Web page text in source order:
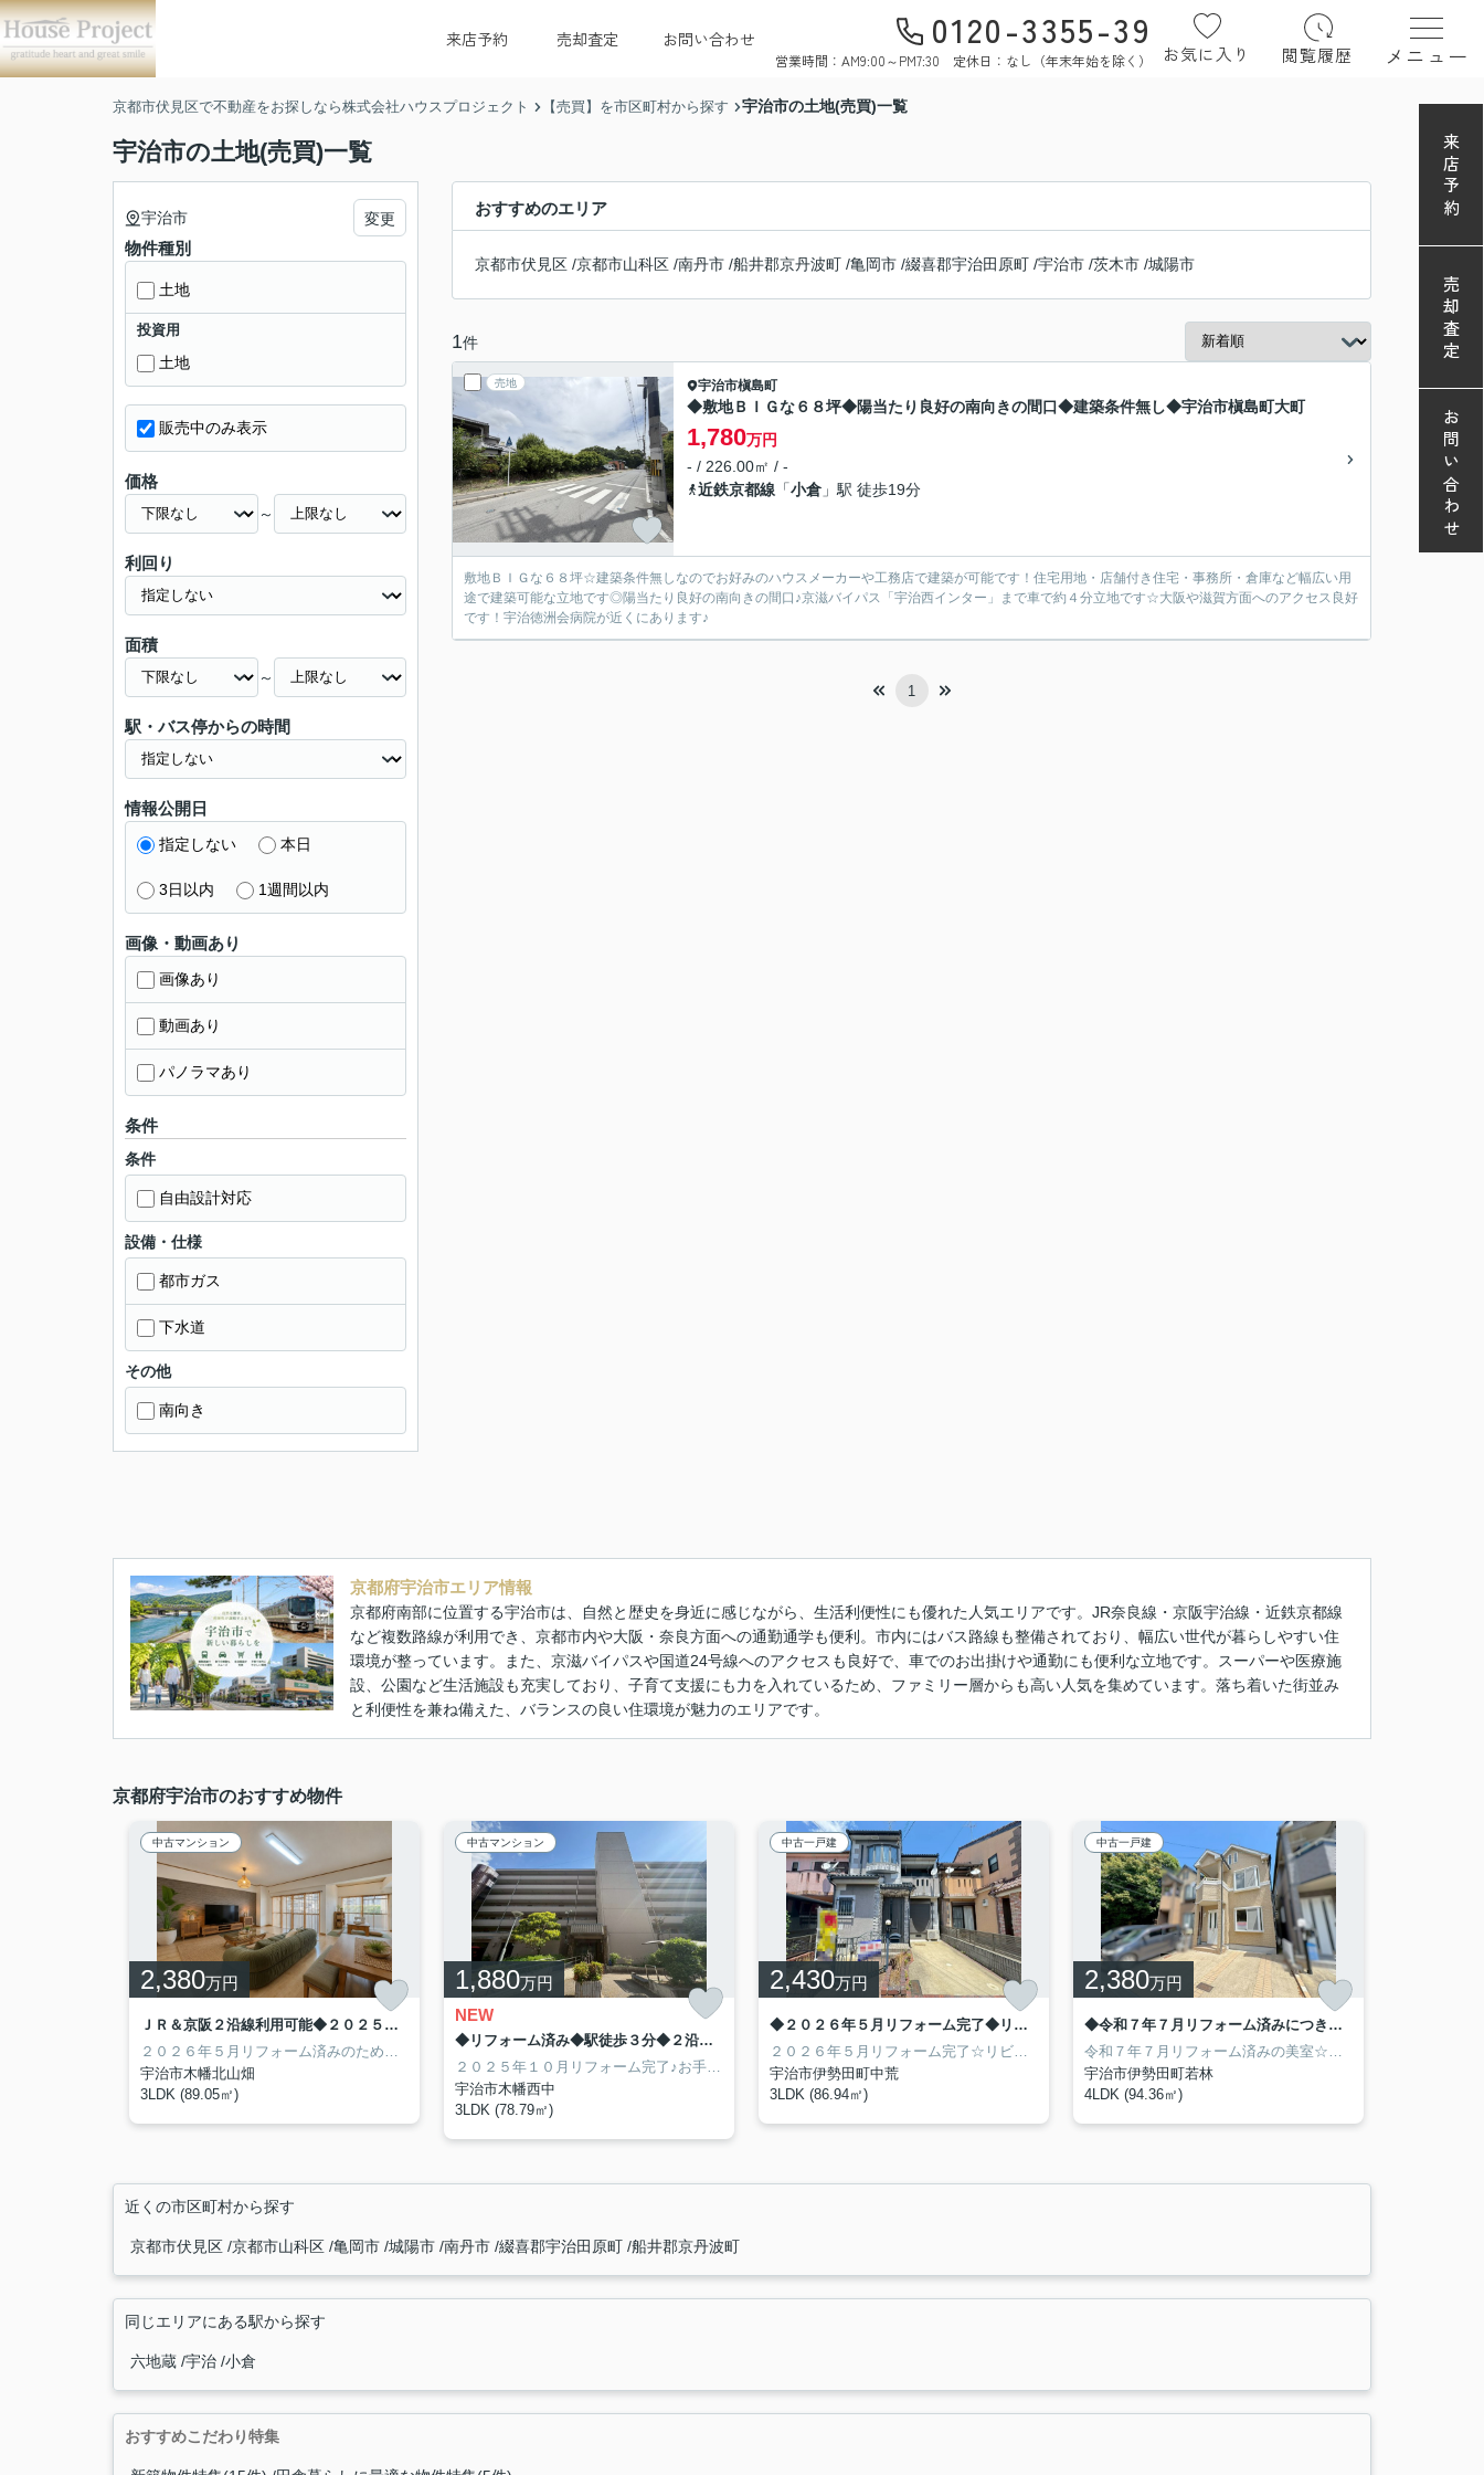
来店予約 売却査定 お問い合わせ 0120-3355-39
営業時間：AM9:00～PM7:30 定休日：なし（年末年始を除く） お気に入り 閲覧履歴 メニュー
京都市伏見区で不動産をお探しなら株式会社ハウスプロジェクト 【売買】を市区町村から探す 宇治市の土地(売買)一覧
宇治市の土地(売買)一覧
おすすめのエリア
京都市伏見区 /京都市山科区 /南丹市 /船井郡京丹波町 /亀岡市 /綴喜郡宇治田原町 /宇治市 /茨木市 /城陽市
1件
売地 宇治市槇島町
◆敷地ＢＩＧな６８坪◆陽当たり良好の南向きの間口◆建築条件無し◆宇治市槇島町大町
1,780万円
- / 226.00㎡ / -
近鉄京都線 「小倉 」駅 徒歩19分
敷地ＢＩＧな６８坪☆建築条件無しなのでお好みのハウスメーカーや工務店で建築が可能です！住宅用地・店舗付き住宅・事務所・倉庫など幅広い用
途で建築可能な立地です◎陽当たり良好の南向きの間口♪京滋バイパス「宇治西インター」まで車で約４分立地です☆大阪や滋賀方面へのアクセス良好
です！宇治徳洲会病院が近くにあります♪
1
宇治市 変更
物件種別
土地
投資用
土地
販売中のみ表示
価格
～
利回り
面積
～
駅・バス停からの時間
情報公開日
指定しない 本日
3日以内 1週間以内
画像・動画あり
画像あり
動画あり
パノラマあり
条件
条件
自由設計対応
設備・仕様
都市ガス
下水道
その他
南向き
京都府宇治市エリア情報
京都府南部に位置する宇治市は、自然と歴史を身近に感じながら、生活利便性にも優れた人気エリアです。JR奈良線・京阪宇治線・近鉄京都線
など複数路線が利用でき、京都市内や大阪・奈良方面への通勤通学も便利。市内にはバス路線も整備されており、幅広い世代が暮らしやすい住
環境が整っています。また、京滋バイパスや国道24号線へのアクセスも良好で、車でのお出掛けや通勤にも便利な立地です。スーパーや医療施
設、公園など生活施設も充実しており、子育て支援にも力を入れているため、ファミリー層からも高い人気を集めています。落ち着いた街並み
と利便性を兼ね備えた、バランスの良い住環境が魅力のエリアです。
京都府宇治市のおすすめ物件
中古マンション
2,380万円
ＪＲ＆京阪２沿線利用可能◆２０２５年５月リフォーム完了◆リビング広々２１帖以上◆グローバル宇治木幡
２０２６年５月リフォーム済みのためすぐに新生活を始められます☆ＪＲ奈良線「木幡」駅まで徒歩６分＆京阪宇治線「木幡」駅まで徒歩９分♪２沿線利用可能のため通勤通学にも便利な立地◎南向き陽当たり良好３ＬＤＫ！リビングは２１帖以上と家具のレイアウトの幅が広がる開放的な空間☆リビング横の畳コーナーは陽当たりも良くお子さまの遊び場やお昼寝スペースなどにぴったり◎水回りが集約されており家事動線もスムーズです♪
宇治市木幡北山畑
3LDK (89.05㎡)
中古マンション
1,880万円
NEW
◆リフォーム済み◆駅徒歩３分◆２沿線利用可◆ペット可（規約有）◆ユニ宇治川マンション３号館
２０２５年１０月リフォーム完了♪お手入れ不要で即入居可能！京阪宇治線『木幡』駅まで徒歩３分＆ＪＲ奈良線『木幡』駅まで徒歩７分◎２沿線利用可能な便利な立地！ペット飼育可能（制限有り）なのも嬉しいポイント☆南向きにつき陽当たり良好で明るい住まい♪対面式システムキッチンではご家族との会話を楽しみながらお料理できる◎スーパー・コンビニ・ドラッグストア・銀行・郵便局まで徒歩１０圏内のため生活利便施設が充実♪
宇治市木幡西中
3LDK (78.79㎡)
中古一戸建
2,430万円
◆２０２６年５月リフォーム完了◆リビング広々１８帖◆収納豊富◆宇治市伊勢田町中荒
２０２６年５月リフォーム完了☆リビング広々１８帖の３ＬＤＫ住宅◎再建築可能なため将来のプラン設計にも柔軟に対応できます！２面バルコニー＆全居室２面採光につき陽当たり・通風良好の快適な住空間♪ウォークインクローゼットや床下、屋根裏収納があるため大容量収納可能☆保育園・小中学校・公園まで徒歩１０分圏内のため子育て世帯にもオススメ！スーパー・コンビニ・ドラッグストア・郵便局まで徒歩９分圏内の便利な立地◎
宇治市伊勢田町中荒
3LDK (86.94㎡)
中古一戸建
2,380万円
◆令和７年７月リフォーム済みにつき美室◆「伊勢田」駅まで徒歩６分◆収納豊富◆宇治市伊勢田町若林
令和７年７月リフォーム済みの美室☆近鉄京都線「伊勢田」駅まで徒歩６分♪南向き陽当たり良好４ＬＤＫ！全居室収納付き＆床下収納付き◎１階の水回りは集約されており家事動線の考えられた間取り♪部屋数にゆとりがありライフスタイルの変化にも柔軟に対応可能◎在宅ワークや趣味部屋にも☆小中学校までは徒歩１０分圏内と子育て環境良好♪スーパー・ドラッグストア・郵便局・銀行などが徒歩１０分以内に揃う便利地◎
宇治市伊勢田町若林
4LDK (94.36㎡)
近くの市区町村から探す
京都市伏見区 京都市山科区 亀岡市 城陽市 南丹市 綴喜郡宇治田原町 船井郡京丹波町
同じエリアにある駅から探す
六地蔵 宇治 小倉
おすすめこだわり特集
来店予約
売却査定
お問い合わせ